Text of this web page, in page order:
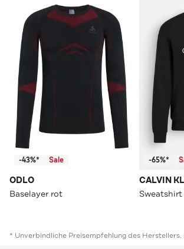
-43%* Sale
ODLO
Baselayer rot
-65%*
CALVIN
* Unverbindliche Preisempfehlung des